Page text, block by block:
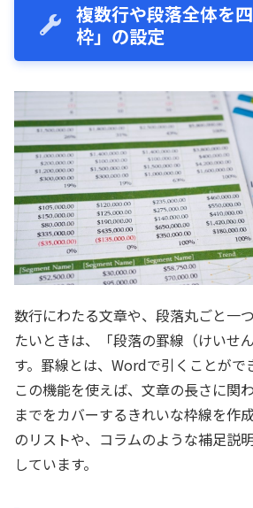
複数行や段落全体を
枠」の設定
数行にわたる文章や、段落丸ごと一
たいときは、「段落の罫線（けいせ
す。罫線とは、Wordで引くことがで
この機能を使えば、文章の長さに関
までをカバーするきれいな枠線を作
のリストや、コラムのような補足説
しています。